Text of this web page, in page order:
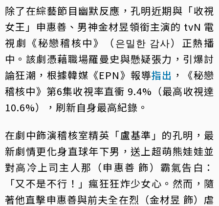
除了在綜藝節目幽默反應，孔明近期與「收視
女王」申惠善、男神金材昱領銜主演的 tvN 電
視劇《秘戀稽核中》（은밀한 감사）正熱播
中。該劇憑藉職場羅曼史與懸疑張力，引爆討
論狂潮，根據韓媒《EPN》報導指出 ，《秘戀
稽核中》第6集收視率直衝 9.4%（最高收視達
10.6%），刷新自身最高紀錄。
在劇中飾演稽核室精英「盧基準」的孔明，最
新劇情更化身直球年下男，送上超萌熊娃娃並
對高冷上司主人那（申惠善 飾）霸氣告白：
「又不是不行！」瘋狂狂炸少女心。然而，隨
著他直擊申惠善與前夫全在烈（金材昱 飾）虐